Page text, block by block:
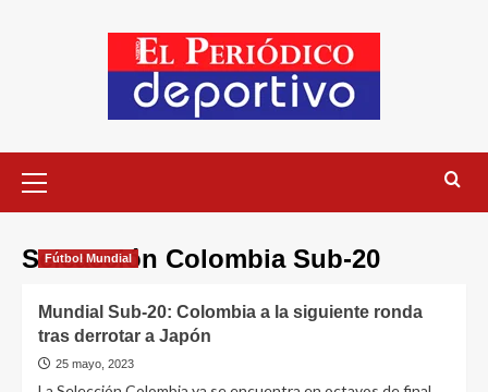
Seleacción Colombia Sub-20
Fútbol Mundial
Mundial Sub-20: Colombia a la siguiente ronda
tras derrotar a Japón
25 mayo, 2023